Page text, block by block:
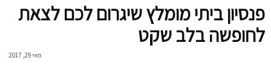
פנסיון ביתי מומלץ שיגרום לכם לצאת
לחופשה בלב שקט
מאי 29, 2017